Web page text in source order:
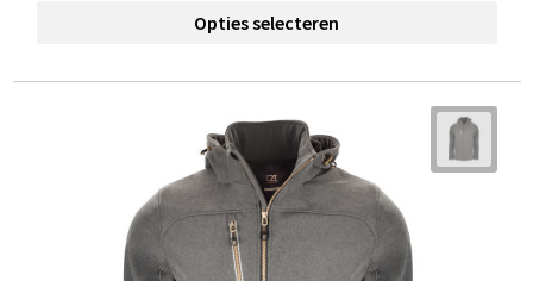
Opties selecteren